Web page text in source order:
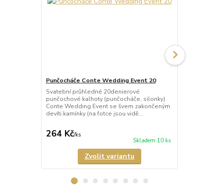
Punčocháče Conte Wedding Event 20
Svatební průhledné 20denierové
punčochové kalhoty (punčocháče, silonky)
Conte Wedding Event se švem zakončeným
devíti kamínky (na fotce jsou vidě...
264 Kč/ks
Skladem 10 ks
Zvolit variantu